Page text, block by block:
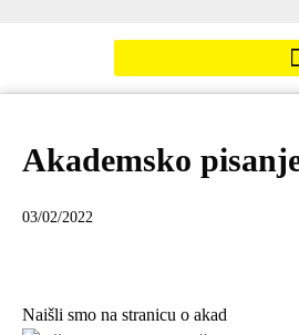
Akademsko
03/02/2022
Naišli smo na stranicu o akad